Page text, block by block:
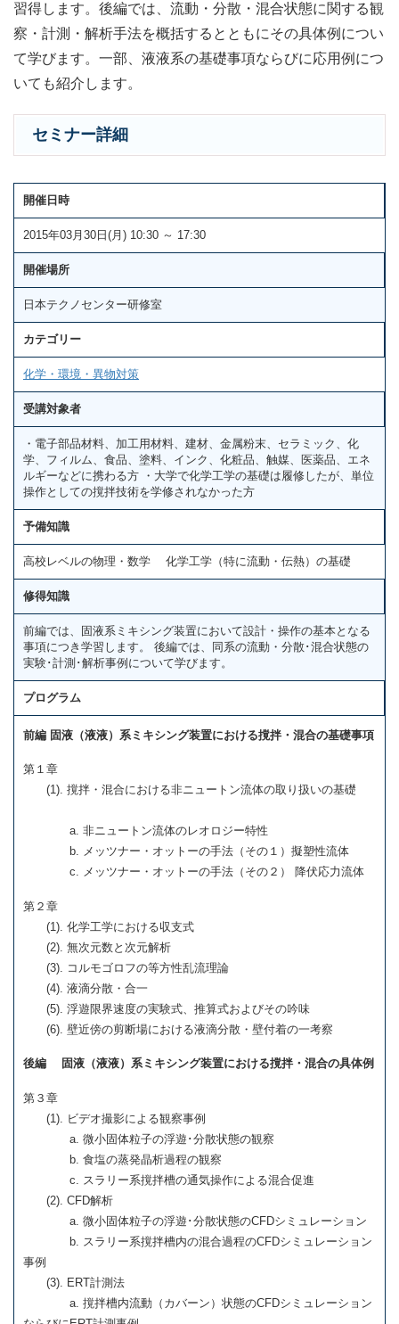
習得します。後編では、流動・分散・混合状態に関する観
察・計測・解析手法を概括するとともにその具体例につい
て学びます。一部、液液系の基礎事項ならびに応用例につ
いても紹介します。
セミナー詳細
開催日時
2015年03月30日(月) 10:30 ～ 17:30
開催場所
日本テクノセンター研修室
カテゴリー
化学・環境・異物対策
受講対象者
・電子部品材料、加工用材料、建材、金属粉末、セラミック、化
学、フィルム、食品、塗料、インク、化粧品、触媒、医薬品、エネ
ルギーなどに携わる方 ・大学で化学工学の基礎は履修したが、単位
操作としての撹拌技術を学修されなかった方
予備知識
高校レベルの物理・数学 化学工学（特に流動・伝熱）の基礎
修得知識
前編では、固液系ミキシング装置において設計・操作の基本となる
事項につき学習します。 後編では、同系の流動・分散･混合状態の
実験･計測･解析事例について学びます。
プログラム
前編 固液（液液）系ミキシング装置における撹拌・混合の基礎事項
第１章
(1). 撹拌・混合における非ニュートン流体の取り扱いの基礎
a. 非ニュートン流体のレオロジー特性
b. メッツナー・オットーの手法（その１）擬塑性流体
c. メッツナー・オットーの手法（その２） 降伏応力流体
第２章
(1). 化学工学における収支式
(2). 無次元数と次元解析
(3). コルモゴロフの等方性乱流理論
(4). 液滴分散・合一
(5). 浮遊限界速度の実験式、推算式およびその吟味
(6). 壁近傍の剪断場における液滴分散・壁付着の一考察
後編 固液（液液）系ミキシング装置における撹拌・混合の具体例
第３章
(1). ビデオ撮影による観察事例
a. 微小固体粒子の浮遊･分散状態の観察
b. 食塩の蒸発晶析過程の観察
c. スラリー系撹拌槽の通気操作による混合促進
(2). CFD解析
a. 微小固体粒子の浮遊･分散状態のCFDシミュレーション
b. スラリー系撹拌槽内の混合過程のCFDシミュレーション
事例
(3). ERT計測法
a. 撹拌槽内流動（カバーン）状態のCFDシミュレーション